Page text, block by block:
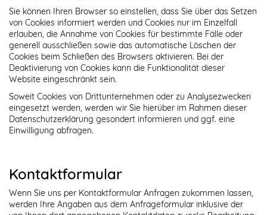
Sie können Ihren Browser so einstellen, dass Sie über das Setzen
von Cookies informiert werden und Cookies nur im Einzelfall
erlauben, die Annahme von Cookies für bestimmte Fälle oder
generell ausschließen sowie das automatische Löschen der
Cookies beim Schließen des Browsers aktivieren. Bei der
Deaktivierung von Cookies kann die Funktionalität dieser
Website eingeschränkt sein.
Soweit Cookies von Drittunternehmen oder zu Analysezwecken
eingesetzt werden, werden wir Sie hierüber im Rahmen dieser
Datenschutzerklärung gesondert informieren und ggf. eine
Einwilligung abfragen.
Kontaktformular
Wenn Sie uns per Kontaktformular Anfragen zukommen lassen,
werden Ihre Angaben aus dem Anfrageformular inklusive der